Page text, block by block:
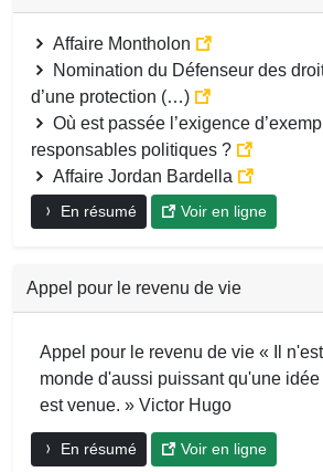
Affaire Montholon
Nomination du Défenseur des
d’une protection (…)
Où est passée l’exigence
responsables politiques ?
Affaire Jordan Bardella
En résumé Voir en ligne
Appel pour le revenu de vie
Appel pour le revenu de vie « Il
monde d'aussi puissant qu'une
est venue. » Victor Hugo
En résumé Voir en ligne